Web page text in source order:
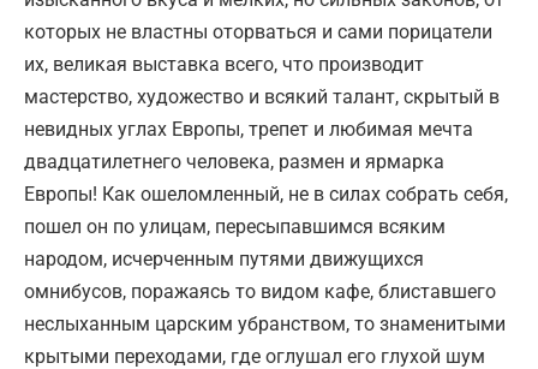
которых не властны оторваться и сами порицатели
их, великая выставка всего, что производит
мастерство, художество и всякий талант, скрытый в
невидных углах Европы, трепет и любимая мечта
двадцатилетнего человека, размен и ярмарка
Европы! Как ошеломленный, не в силах собрать себя,
пошел он по улицам, пересыпавшимся всяким
народом, исчерченным путями движущихся
омнибусов, поражаясь то видом кафе, блиставшего
неслыханным царским убранством, то знаменитыми
крытыми переходами, где оглушал его глухой шум